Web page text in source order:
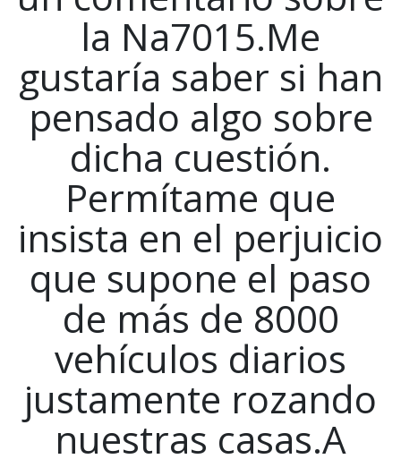
la Na7015.Me
gustaría saber si han
pensado algo sobre
dicha cuestión.
Permítame que
insista en el perjuicio
que supone el paso
de más de 8000
vehículos diarios
justamente rozando
nuestras casas.A